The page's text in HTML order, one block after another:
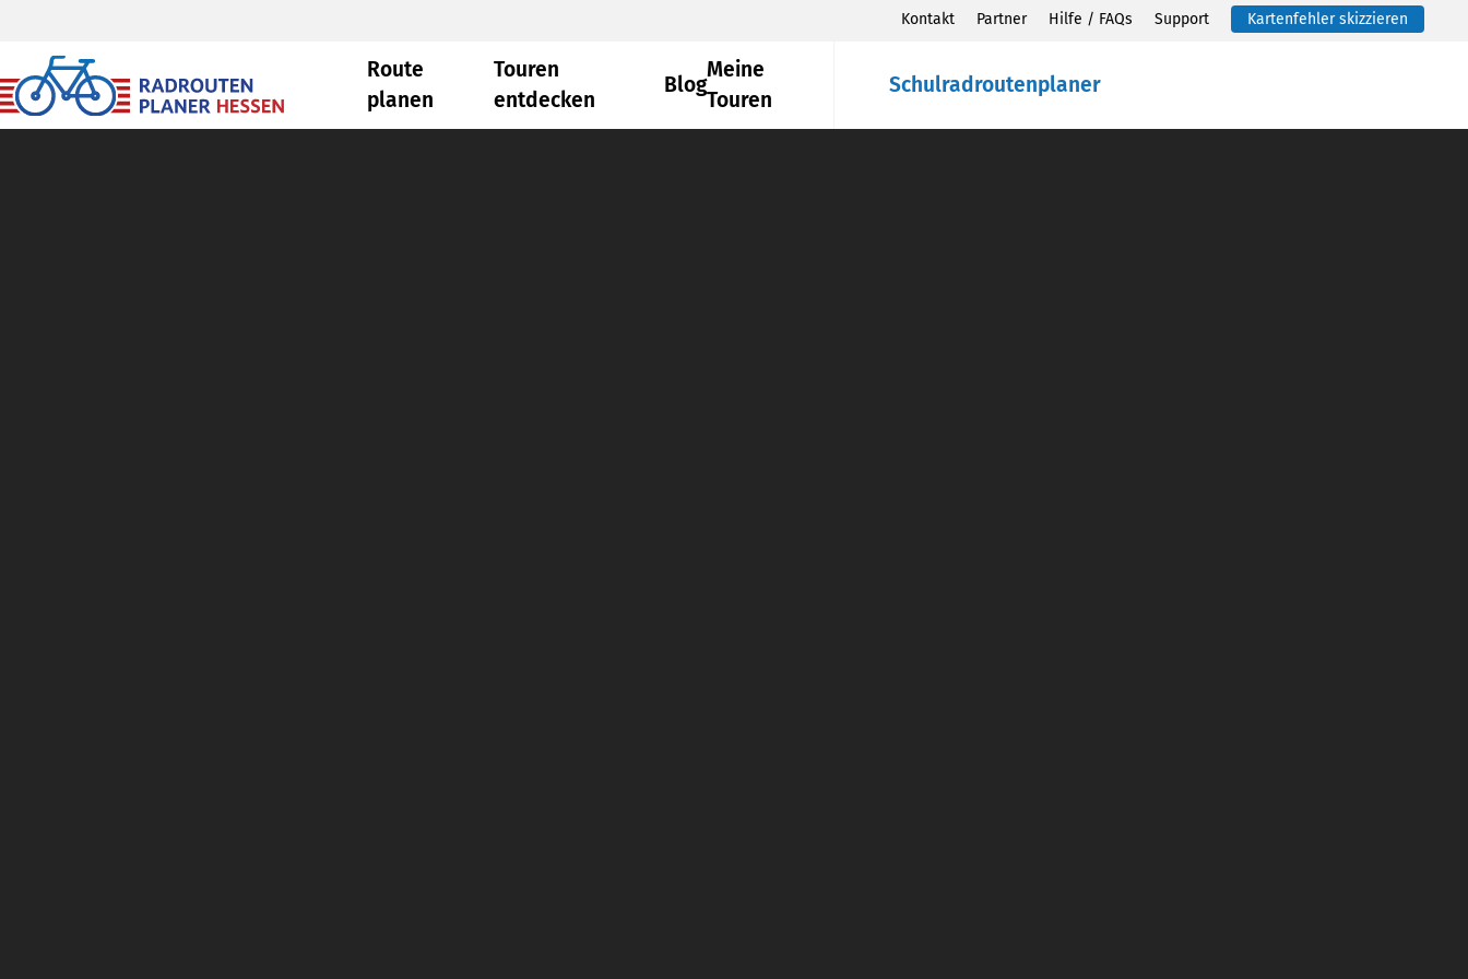
Kontakt Partner Hilfe / FAQs Support Kartenfehler skizzieren
Route
planen
Touren
entdecken
Blog
Meine
Touren
Schulradroutenplaner